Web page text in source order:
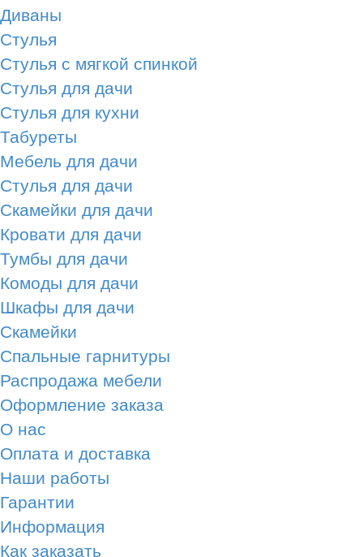
Диваны
Стулья
Стулья с мягкой спинкой
Стулья для дачи
Стулья для кухни
Табуреты
Мебель для дачи
Стулья для дачи
Скамейки для дачи
Кровати для дачи
Тумбы для дачи
Комоды для дачи
Шкафы для дачи
Скамейки
Спальные гарнитуры
Распродажа мебели
Оформление заказа
О нас
Оплата и доставка
Наши работы
Гарантии
Информация
Как заказать